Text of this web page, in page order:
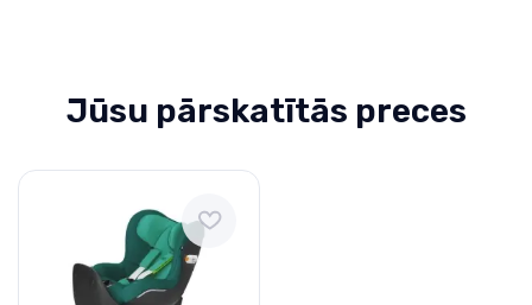
Lionelo LARS candy pink
Pirkt
Jūsu pārskatītās preces